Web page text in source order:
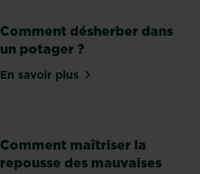
Comment désherber dans
un potager ?
En savoir plussur Comment désherber
Comment maîtriser la
repousse des mauvaises